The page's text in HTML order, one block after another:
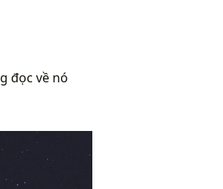
đọc về nó